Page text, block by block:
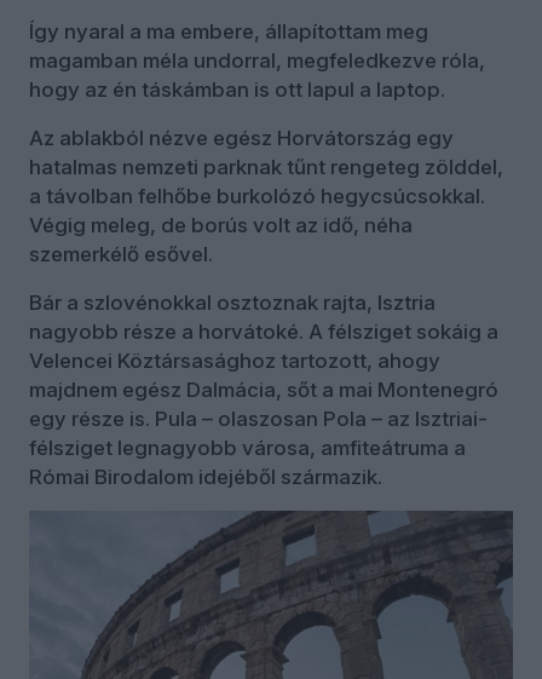
Így nyaral a ma embere, állapítottam meg
magamban méla undorral, megfeledkezve róla,
hogy az én táskámban is ott lapul a laptop.
Az ablakból nézve egész Horvátország egy
hatalmas nemzeti parknak tűnt rengeteg zölddel,
a távolban felhőbe burkolózó hegycsúcsokkal.
Végig meleg, de borús volt az idő, néha
szemerkélő esővel.
Bár a szlovénokkal osztoznak rajta, Isztria
nagyobb része a horvátoké. A félsziget sokáig a
Velencei Köztársasághoz tartozott, ahogy
majdnem egész Dalmácia, sőt a mai Montenegró
egy része is. Pula – olaszosan Pola – az Isztriai-
félsziget legnagyobb városa, amfiteátruma a
Római Birodalom idejéből származik.